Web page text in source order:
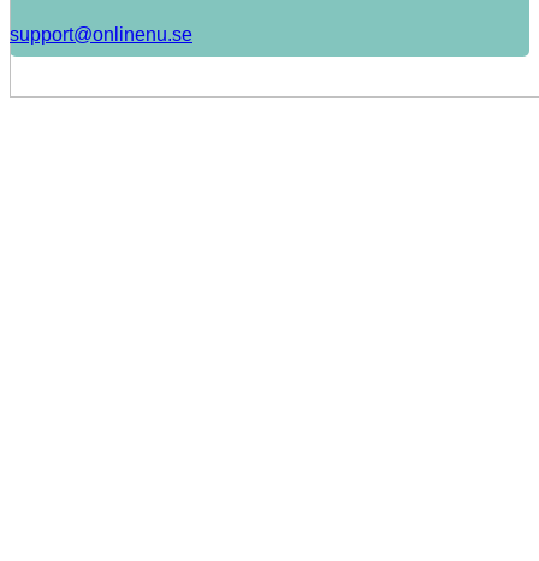
support@onlinenu.se